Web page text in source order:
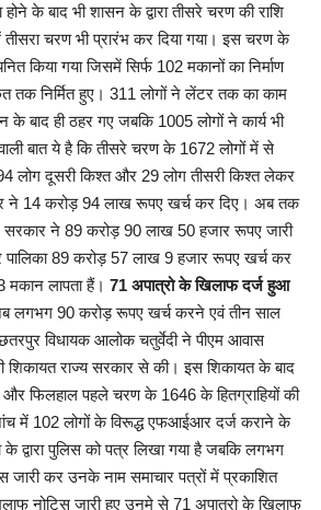
के बाद भी शासन के द्वारा तीसरे चरण की राशि
तीसरा चरण भी प्रारंभ कर दिया गया। इस चरण के
किया गया जिसमें सिर्फ 102 मकानों का निर्माण
तक निर्मित हुए। 311 लोगों ने लेंटर तक का काम
बाद ही ठहर गए जबकि 1005 लोगों ने कार्य भी
बात ये है कि तीसरे चरण के 1672 लोगों में से
लोग दूसरी किश्त और 29 लोग तीसरी किश्त लेकर
ने 14 करोड़ 94 लाख रूपए खर्च कर दिए। अब तक
सरकार ने 89 करोड़ 90 लाख 50 हजार रूपए जारी
89 करोड़ 57 लाख 9 हजार रूपए खर्च कर
लापता हैं। 71 अपात्रो के खिलाफ दर्ज हुआ
लगभग 90 करोड़ रूपए खर्च करने एवं तीन साल
विधायक आलोक चतुर्वेदी ने पीएम आवास
शिकायत राज्य सरकार से की। इस शिकायत के बाद
फिलहाल पहले चरण के 1646 के हितग्राहियों की
में 102 लोगों के विरूद्ध एफआईआर दर्ज कराने के
द्वारा पुलिस को पत्र लिखा गया है जबकि लगभग
जारी कर उनके नाम समाचार पत्रों में प्रकाशित
नोटिस जारी हुए उनमे से 71 अपात्रो के खिलाफ